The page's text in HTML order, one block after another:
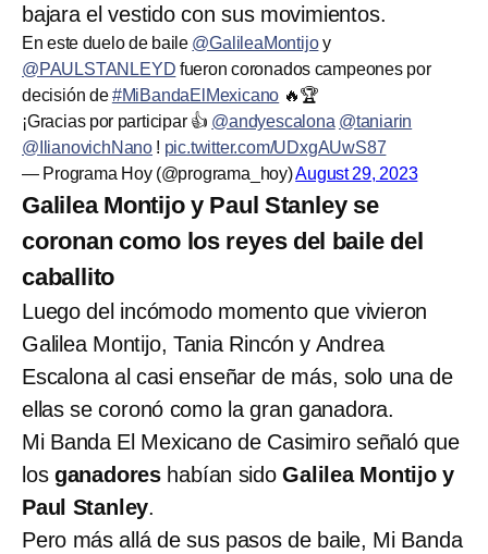
bajara el vestido con sus movimientos.
En este duelo de baile @GalileaMontijoy
@PAULSTANLEYD fueron coronados campeones por
decisión de#MiBandaElMexicano 🔥🏆
¡Gracias por participar 👍 @andyescalona @taniarin
@IlianovichNano ! pic.twitter.com/UDxgAUwS87
— Programa Hoy (@programa_hoy)August 29, 2023
Galilea Montijo y Paul Stanley se
coronan como los reyes del baile del
caballito
Luego del incómodo momento que vivieron
Galilea Montijo, Tania Rincón y Andrea
Escalona al casi enseñar de más, solo una de
ellas se coronó como la gran ganadora.
Mi Banda El Mexicano de Casimiro señaló que
los ganadores habían sidoGalilea Montijo y
Paul Stanley.
Pero más allá de sus pasos de baile, Mi Banda